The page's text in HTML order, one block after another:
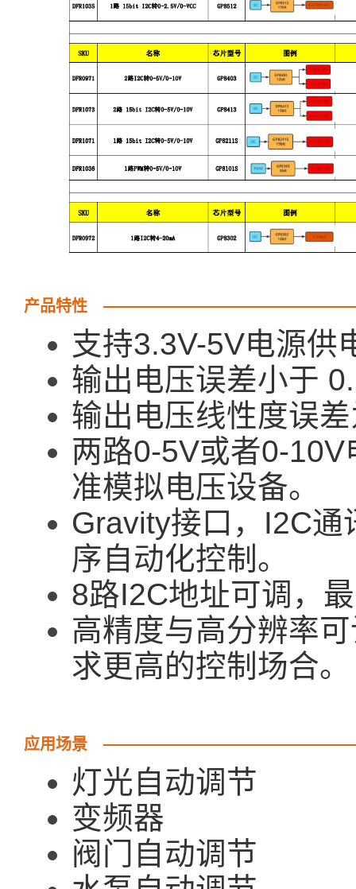
产品特性
支持3.3V-5V电源供
输出电压误差小于
输出电压线性度误
两路0-5V或者0-
准模拟电压设备。
Gravity接口，I2C
序自动化控制。
8路I2C地址可调，
高精度与高分辨率
求更高的控制场合。
应用场景
灯光自动调节
变频器
阀门自动调节